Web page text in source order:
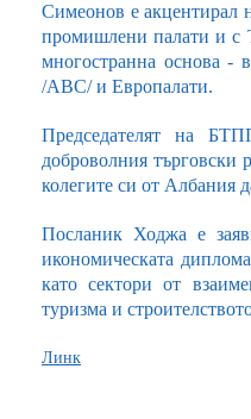
Симеонов е акцентирал
промишлени палати и с
многостранна основа -
/ABC/ и Европалати.
Председателят на
доброволния
колегите си от Албания
Посланик Ходжа е
икономическата
като сектори от
туризма и
Линк